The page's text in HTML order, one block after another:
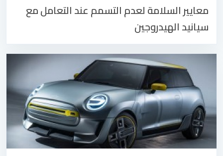
معايير السلامة لعدم التسمم عند التعامل مع
سيانيد الهيدروجين